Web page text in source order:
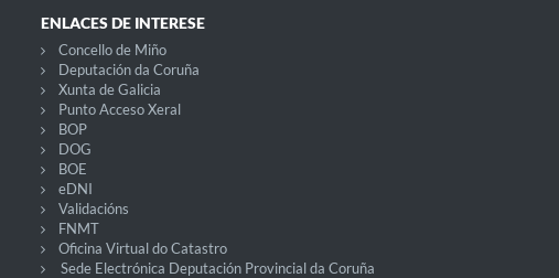
ENLACES DE INTERESE
Concello de Miño
Deputación da Coruña
Xunta de Galicia
Punto Acceso Xeral
BOP
DOG
BOE
eDNI
Validacións
FNMT
Oficina Virtual do Catastro
Sede Electrónica Deputación Provincial da Coruña